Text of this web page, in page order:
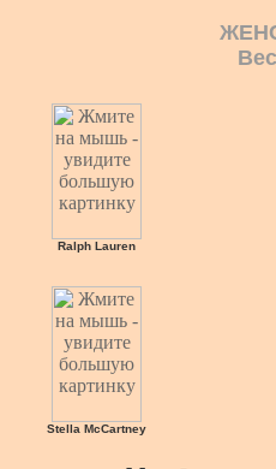
Ralph Lauren
Stella McCartney